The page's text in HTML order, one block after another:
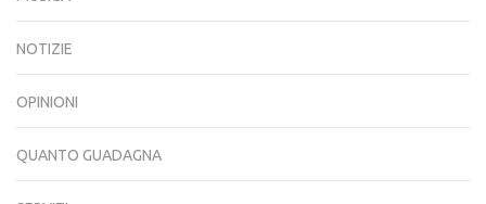
NOTIZIE
OPINIONI
QUANTO GUADAGNA